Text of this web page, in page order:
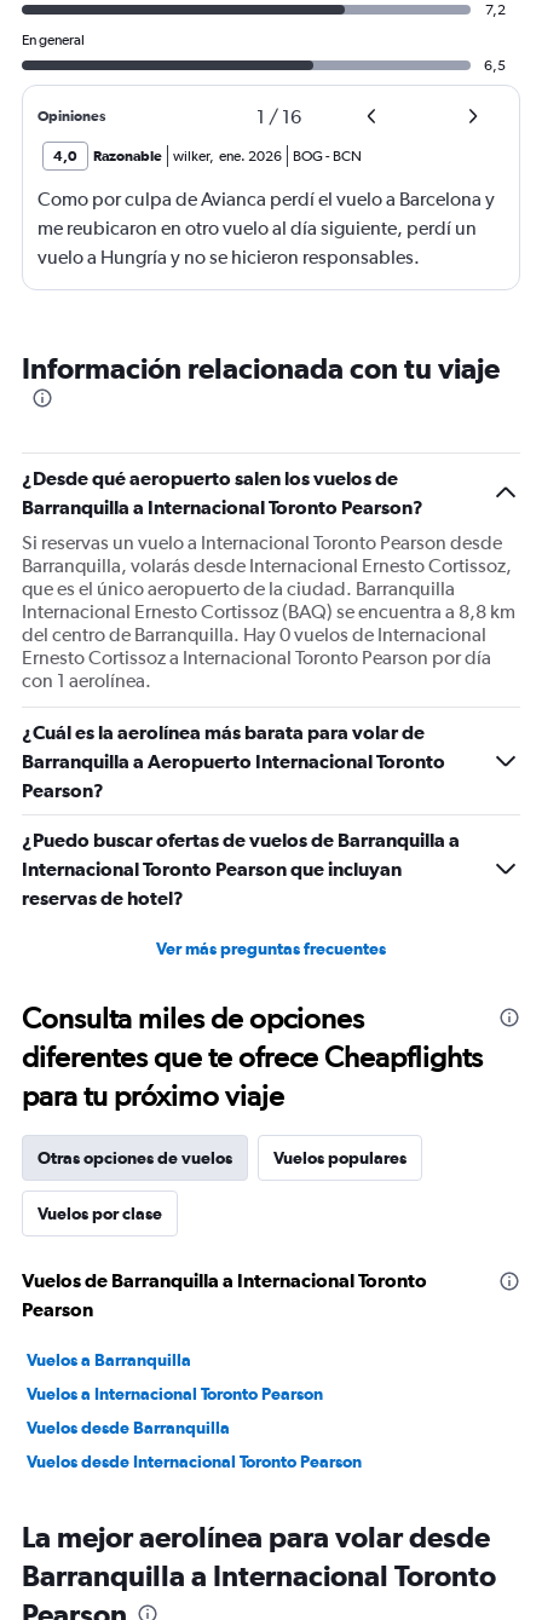
7,2
En general
6,5
Opiniones 1 / 16
4,0 Razonable wilker, ene. 2026 BOG- BCN
Como por culpa de Avianca perdí el vuelo a Barcelona y
me reubicaron en otro vuelo al día siguiente, perdí un
vuelo a Hungría y no se hicieron responsables.
Información relacionada con tu viaje
¿Desde qué aeropuerto salen los vuelos de
Barranquilla a Internacional Toronto Pearson?
Si reservas un vuelo a Internacional Toronto Pearson desde
Barranquilla, volarás desde Internacional Ernesto Cortissoz,
que es el único aeropuerto de la ciudad. Barranquilla
Internacional Ernesto Cortissoz (BAQ) se encuentra a 8,8 km
del centro de Barranquilla. Hay 0 vuelos de Internacional
Ernesto Cortissoz a Internacional Toronto Pearson por día
con 1 aerolínea.
¿Cuál es la aerolínea más barata para volar de
Barranquilla a Aeropuerto Internacional Toronto
Pearson?
¿Puedo buscar ofertas de vuelos de Barranquilla a
Internacional Toronto Pearson que incluyan
reservas de hotel?
Ver más preguntas frecuentes
Consulta miles de opciones
diferentes que te ofrece Cheapflights
para tu próximo viaje
Otras opciones de vuelos Vuelos populares
Vuelos por clase
Vuelos de Barranquilla a Internacional Toronto
Pearson
Vuelos a Barranquilla
Vuelos a Internacional Toronto Pearson
Vuelos desde Barranquilla
Vuelos desde Internacional Toronto Pearson
La mejor aerolínea para volar desde
Barranquilla a Internacional Toronto